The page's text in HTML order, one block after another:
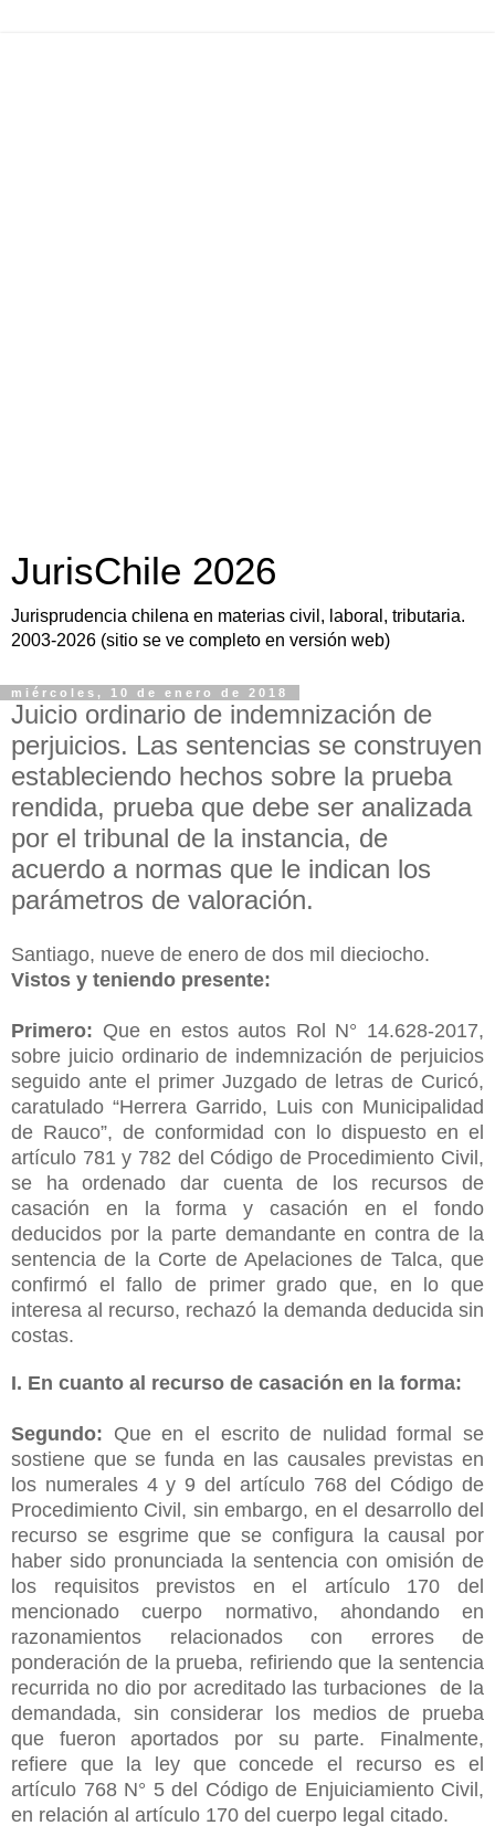
JurisChile 2026
Jurisprudencia chilena en materias civil, laboral, tributaria.
2003-2026 (sitio se ve completo en versión web)
miércoles, 10 de enero de 2018
Juicio ordinario de indemnización de
perjuicios. Las sentencias se construyen
estableciendo hechos sobre la prueba
rendida, prueba que debe ser analizada
por el tribunal de la instancia, de
acuerdo a normas que le indican los
parámetros de valoración.
Santiago, nueve de enero de dos mil dieciocho.
Vistos y teniendo presente:
Primero: Que en estos autos Rol N° 14.628-2017,
sobre juicio ordinario de indemnización de perjuicios
seguido ante el primer Juzgado de letras de Curicó,
caratulado “Herrera Garrido, Luis con Municipalidad
de Rauco”, de conformidad con lo dispuesto en el
artículo 781 y 782 del Código de Procedimiento Civil,
se ha ordenado dar cuenta de los recursos de
casación en la forma y casación en el fondo
deducidos por la parte demandante en contra de la
sentencia de la Corte de Apelaciones de Talca, que
confirmó el fallo de primer grado que, en lo que
interesa al recurso, rechazó la demanda deducida sin
costas.
I. En cuanto al recurso de casación en la forma:
Segundo: Que en el escrito de nulidad formal se
sostiene que se funda en las causales previstas en
los numerales 4 y 9 del artículo 768 del Código de
Procedimiento Civil, sin embargo, en el desarrollo del
recurso se esgrime que se configura la causal por
haber sido pronunciada la sentencia con omisión de
los requisitos previstos en el artículo 170 del
mencionado cuerpo normativo, ahondando en
razonamientos relacionados con errores de
ponderación de la prueba, refiriendo que la sentencia
recurrida no dio por acreditado las turbaciones de la
demandada, sin considerar los medios de prueba
que fueron aportados por su parte. Finalmente,
refiere que la ley que concede el recurso es el
artículo 768 N° 5 del Código de Enjuiciamiento Civil,
en relación al artículo 170 del cuerpo legal citado.